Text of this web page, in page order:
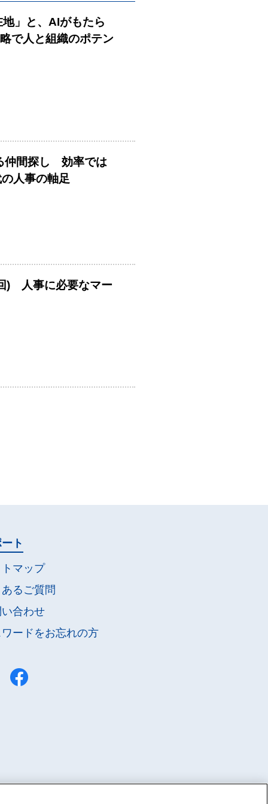
」と、AIがもたら
で人と組織のポテン
仲間探し 効率では
人事の軸足
) 人事に必要なマー
ト
マップ
るご質問
合わせ
ードをお忘れの方